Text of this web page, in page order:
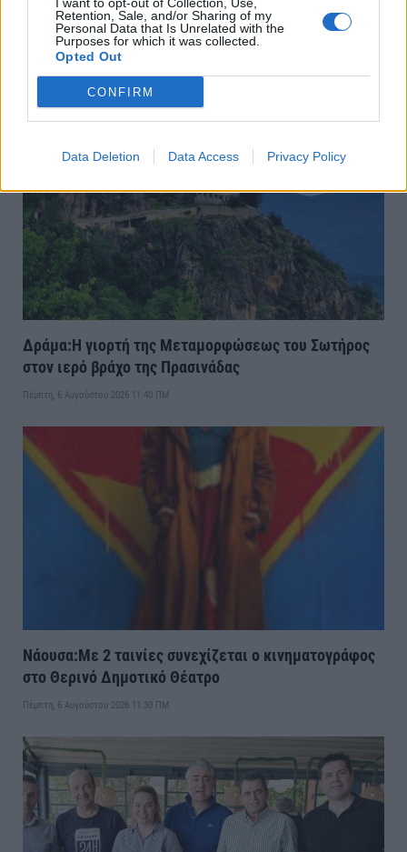
Retention, Sale, and/or Sharing of my
Personal Data that Is Unrelated with the
Purposes for which it was collected.
Opted Out
CONFIRM
Data Deletion Data Access Privacy Policy
ο Λάζαρος Τσαβδαρίδης
2023 στις βαμβακοκαλλιέργειες
ΣΧΕΤΙΚΈΣ ΑΝΑΡΤΉΣΕΙΣ
Δράμα:Η γιορτή της Μεταμορφώσεως του Σωτήρος
στον ιερό βράχο της Πρασινάδας
Πέμπτη, 6 Αυγούστου 2026 11:40 ΠΜ
Νάουσα:Με 2 ταινίες συνεχίζεται ο κινηματογράφος
στο Θερινό Δημοτικό Θέατρο
Πέμπτη, 6 Αυγούστου 2026 11:30 ΠΜ